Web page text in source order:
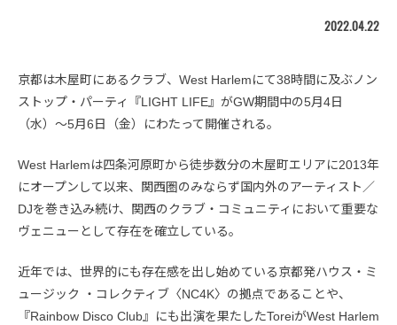
2022.04.22
京都は木屋町にあるクラブ、West Harlemにて38時間に及ぶノン
ストップ・パーティ『LIGHT LIFE』がGW期間中の5月4日
（水）〜5月6日（金）にわたって開催される。
West Harlemは四条河原町から徒歩数分の木屋町エリアに2013年
にオープンして以来、関西圏のみならず国内外のアーティスト／
DJを巻き込み続け、関西のクラブ・コミュニティにおいて重要な
ヴェニューとして存在を確立している。
近年では、世界的にも存在感を出し始めている京都発ハウス・ミ
ュージック ・コレクティブ〈NC4K〉の拠点であることや、
『Rainbow Disco Club』にも出演を果たしたToreiがWest Harlem